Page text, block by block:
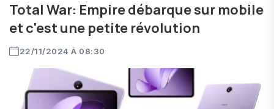
Total War: Empire débarque sur mobile
et c'est une petite révolution
22/11/2024 À 08:30